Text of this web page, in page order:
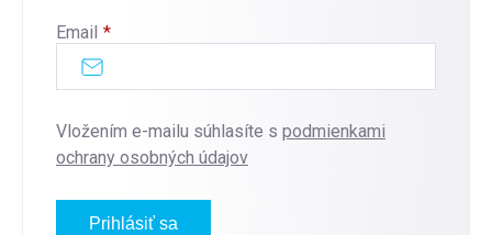
Email
Vložením e-mailu súhlasíte s podmienkami
ochrany osobných údajov
Prihlásiť sa